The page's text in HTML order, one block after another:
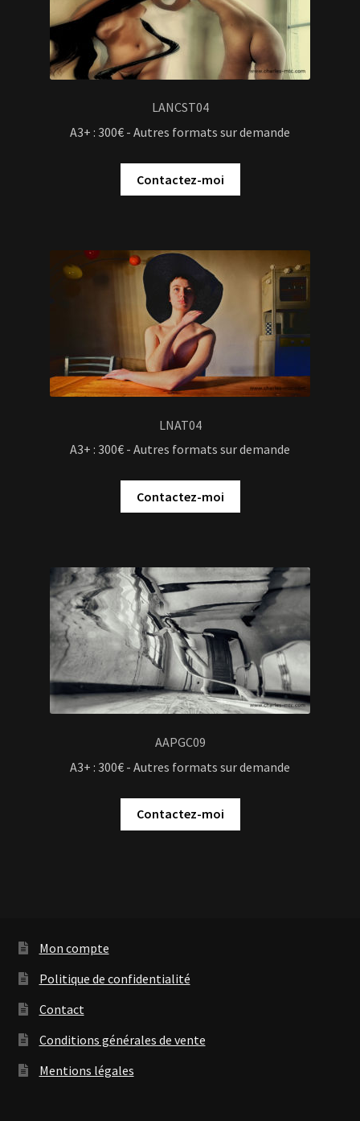
LANCST04
A3+ : 300€ - Autres formats sur demande
Contactez-moi
LNAT04
A3+ : 300€ - Autres formats sur demande
Contactez-moi
AAPGC09
A3+ : 300€ - Autres formats sur demande
Contactez-moi
Mon compte
Politique de confidentialité
Contact
Conditions générales de vente
Mentions légales